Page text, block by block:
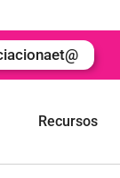
Recursos